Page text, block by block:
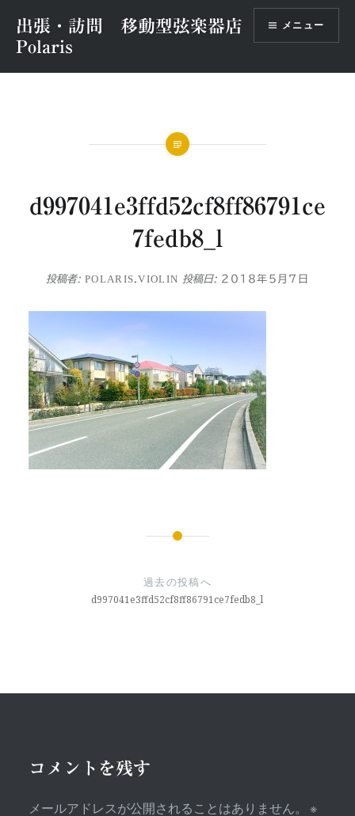
出張・訪問 移動型弦楽器店
Polaris
メニュー
d997041e3ffd52cf8ff86791ce
7fedb8_l
投稿者:POLARIS.VIOLIN 投稿日: 2018年5月7日
過去の投稿へ
d997041e3ffd52cf8ff86791ce7fedb8_l
コメントを残す
メールアドレスが公開されることはありません。
※